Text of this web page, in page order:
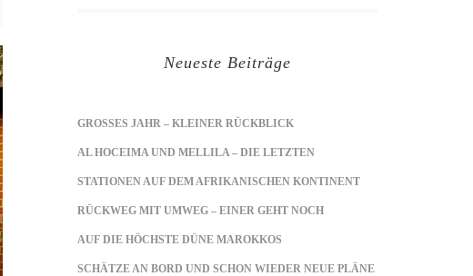
Neueste Beiträge
GROSSES JAHR – KLEINER RÜCKBLICK
AL HOCEIMA UND MELLILA – DIE LETZTEN
STATIONEN AUF DEM AFRIKANISCHEN KONTINENT
RÜCKWEG MIT UMWEG – EINER GEHT NOCH
AUF DIE HÖCHSTE DÜNE MAROKKOS
SCHÄTZE AN BORD UND SCHON WIEDER NEUE PLÄNE